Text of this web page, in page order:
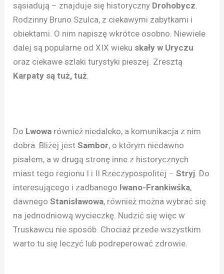
sąsiadują – znajduje się historyczny Drohobycz.
Rodzinny Bruno Szulca, z ciekawymi zabytkami i
obiektami. O nim napiszę wkrótce osobno. Niewiele
dalej są popularne od XIX wieku skały w Uryczu
oraz ciekawe szlaki turystyki pieszej. Zresztą
Karpaty są tuż, tuż.
Do Lwowa również niedaleko, a komunikacja z nim
dobra. Bliżej jestSambor, o którym niedawno
pisałem, a w drugą stronę inne z historycznych
miast tego regionu I i II Rzeczypospolitej –Stryj . Do
interesującego i zadbanego Iwano-Frankiwśka,
dawnegoStanisławowa, również można wybrać się
na jednodniową wycieczkę. Nudzić się więc w
Truskawcu nie sposób. Chociaż przede wszystkim
warto tu się leczyć lub podreperować zdrowie.